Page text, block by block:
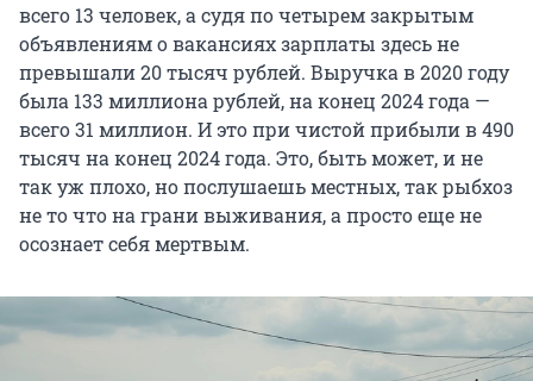
всего 13 человек, а судя по четырем закрытым
объявлениям о вакансиях зарплаты здесь не
превышали 20 тысяч рублей. Выручка в 2020 году
была 133 миллиона рублей, на конец 2024 года —
всего 31 миллион. И это при чистой прибыли в 490
тысяч на конец 2024 года. Это, быть может, и не
так уж плохо, но послушаешь местных, так рыбхоз
не то что на грани выживания, а просто еще не
осознает себя мертвым.